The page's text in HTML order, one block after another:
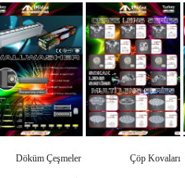
Döküm Çeşmeler Çöp Kovaları